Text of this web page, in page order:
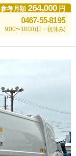
参考月額264,000円
0467-55-8195
9:00〜18:00 (日・祝休み)